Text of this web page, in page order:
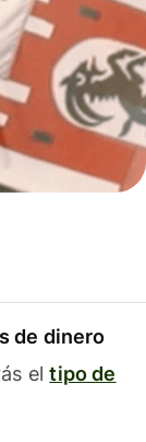
de dinero
eltipo de